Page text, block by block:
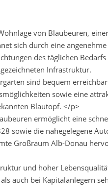
von Blaubeuren,
sich durch eine angenehme
des täglichen
Infrastruktur.
sind bequem
sowie eine
Blautopf. </p>
ermöglicht eine
sowie die nahegelegene
Großraum Alb-Donau
und hoher
auch bei Kapitalanlegern